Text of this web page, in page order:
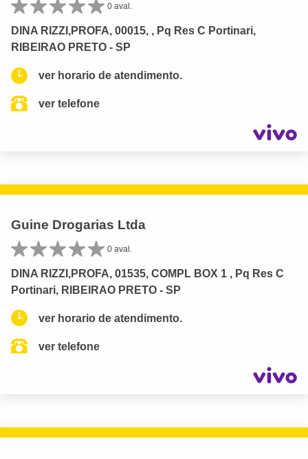
0 aval.
DINA RIZZI,PROFA, 00015, , Pq Res C Portinari,
RIBEIRAO PRETO - SP
ver horario de atendimento.
ver telefone
Guine Drogarias Ltda
0 aval.
DINA RIZZI,PROFA, 01535, COMPL BOX 1 , Pq Res C
Portinari, RIBEIRAO PRETO - SP
ver horario de atendimento.
ver telefone